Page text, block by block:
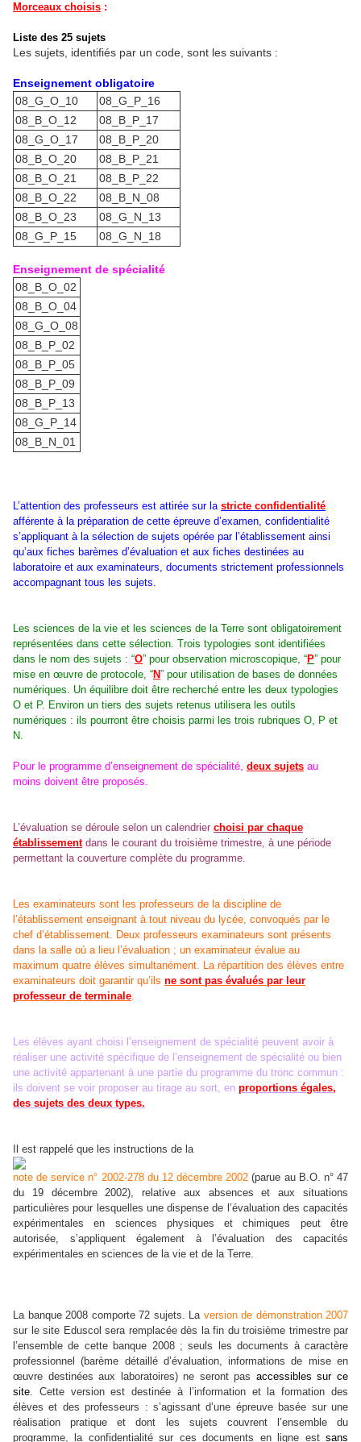
Morceaux choisis :
Liste des 25 sujets
Les sujets, identifiés par un code, sont les suivants :
Enseignement obligatoire
08_G_O_10
08_G_P_16
08_B_O_12
08_B_P_17
08_G_O_17
08_B_P_20
08_B_O_20
08_B_P_21
08_B_O_21
08_B_P_22
08_B_O_22
08_B_N_08
08_B_O_23
08_G_N_13
08_G_P_15
08_G_N_18
Enseignement de spécialité
08_B_O_02
08_B_O_04
08_G_O_08
08_B_P_02
08_B_P_05
08_B_P_09
08_B_P_13
08_G_P_14
08_B_N_01
L’attention des professeurs est attirée sur la stricte confidentialité
afférente à la préparation de cette épreuve d’examen, confidentialité
s’appliquant à la sélection de sujets opérée par l’établissement ainsi
qu’aux fiches barèmes d’évaluation et aux fiches destinées au
laboratoire et aux examinateurs, documents strictement professionnels
accompagnant tous les sujets.
Les sciences de la vie et les sciences de la Terre sont obligatoirement
représentées dans cette sélection. Trois typologies sont identifiées
dans le nom des sujets : “O” pour observation microscopique, “P” pour
mise en œuvre de protocole, “N” pour utilisation de bases de données
numériques. Un équilibre doit être recherché entre les deux typologies
O et P. Environ un tiers des sujets retenus utilisera les outils
numériques : ils pourront être choisis parmi les trois rubriques O, P et
N.
Pour le programme d’enseignement de spécialité, deux sujets au
moins doivent être proposés.
L’évaluation se déroule selon un calendrier choisi par chaque
établissementdans le courant du troisième trimestre, à une période
permettant la couverture complète du programme.
Les examinateurs sont les professeurs de la discipline de
l’établissement enseignant à tout niveau du lycée, convoqués par le
chef d’établissement. Deux professeurs examinateurs sont présents
dans la salle où a lieu l’évaluation ; un examinateur évalue au
maximum quatre élèves simultanément. La répartition des élèves entre
examinateurs doit garantir qu’ils ne sont pas évalués par leur
professeur de terminale.
Les élèves ayant choisi l’enseignement de spécialité peuvent avoir à
réaliser une activité spécifique de l’enseignement de spécialité ou bien
une activité appartenant à une partie du programme du tronc commun :
ils doivent se voir proposer au tirage au sort, en proportions égales,
des sujets des deux types.
Il est rappelé que les instructions de la
note de service n° 2002-278 du 12 décembre 2002 (parue au B.O. n° 47
du 19 décembre 2002), relative aux absences et aux situations
particulières pour lesquelles une dispense de l’évaluation des capacités
expérimentales en sciences physiques et chimiques peut être
autorisée, s’appliquent également à l’évaluation des capacités
expérimentales en sciences de la vie et de la Terre.
La banque 2008 comporte 72 sujets. La version de démonstration 2007
sur le site Eduscol sera remplacée dès la fin du troisième trimestre par
l’ensemble de cette banque 2008 ; seuls les documents à caractère
professionnel (barème détaillé d’évaluation, informations de mise en
œuvre destinées aux laboratoires) ne seront pas accessibles sur ce
site. Cette version est destinée à l’information et la formation des
élèves et des professeurs : s’agissant d’une épreuve basée sur une
réalisation pratique et dont les sujets couvrent l’ensemble du
programme, la confidentialité sur ces documents en ligne est sans